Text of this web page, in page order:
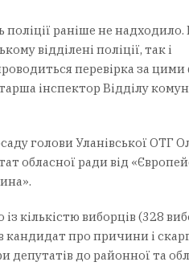
раніше не надходило.
відділені поліції, так і
перевірка за цими
інспектор Відділу
голови Уланівської ОТГ
обласної ради від
кількістю виборців (328
кандидат про причини і
депутатів до районної та